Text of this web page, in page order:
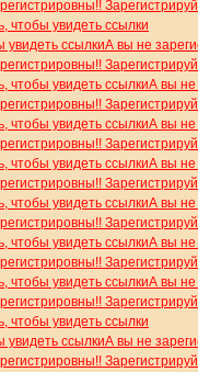
чтобы увидеть ссылки
увидеть ссылкиА вы не
чтобы увидеть ссылкиА вы не
чтобы увидеть ссылкиА вы не
чтобы увидеть ссылкиА вы не
чтобы увидеть ссылкиА вы не
чтобы увидеть ссылкиА вы не
чтобы увидеть ссылкиА вы не
чтобы увидеть ссылки
увидеть ссылкиА вы не